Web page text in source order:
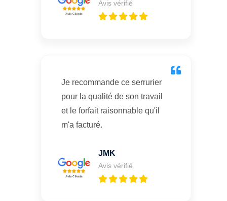
Avis vérifié
Je recommande ce serrurier
pour la qualité de son travail
et le forfait raisonnable qu'il
m'a facturé.
JMK
Avis vérifié